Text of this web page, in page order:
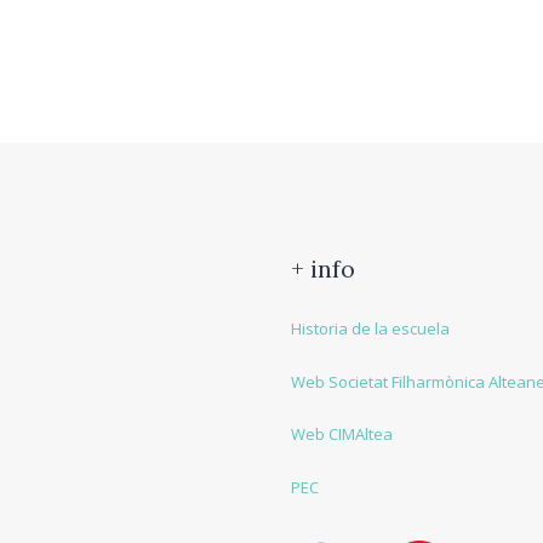
+ info
Historia de la escuela
Web Societat Filharmònica
Web CIMAltea
PEC